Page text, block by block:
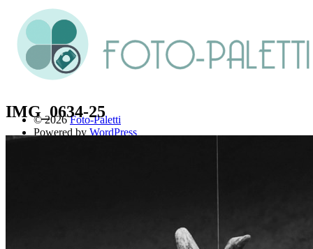
IMG_0634-25
© 2026Foto-Paletti
Powered by WordPress